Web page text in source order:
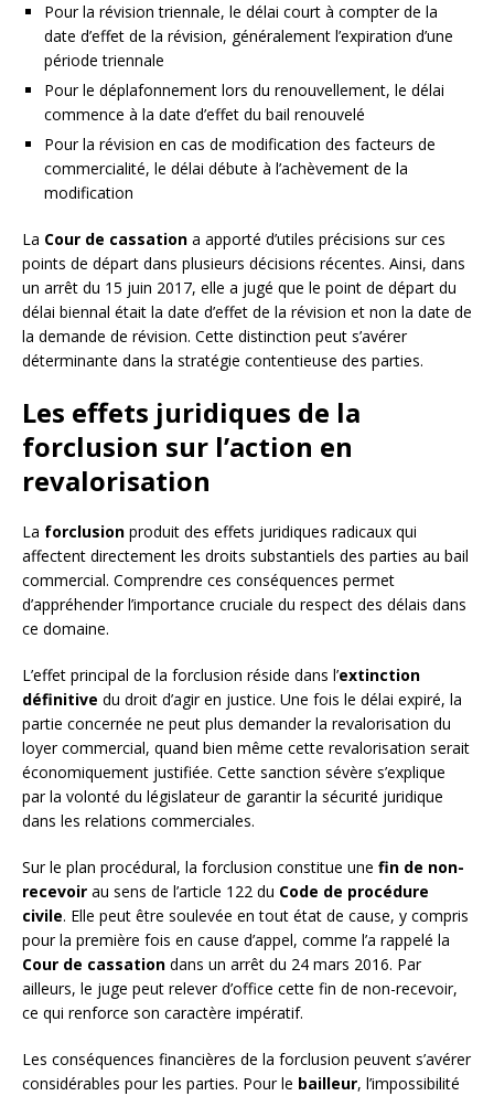
Pour la révision triennale, le délai court à compter de la
date d’effet de la révision, généralement l’expiration d’une
période triennale
Pour le déplafonnement lors du renouvellement, le délai
commence à la date d’effet du bail renouvelé
Pour la révision en cas de modification des facteurs de
commercialité, le délai débute à l’achèvement de la
modification
La Cour de cassation a apporté d’utiles précisions sur ces
points de départ dans plusieurs décisions récentes. Ainsi, dans
un arrêt du 15 juin 2017, elle a jugé que le point de départ du
délai biennal était la date d’effet de la révision et non la date de
la demande de révision. Cette distinction peut s’avérer
déterminante dans la stratégie contentieuse des parties.
Les effets juridiques de la
forclusion sur l’action en
revalorisation
La forclusion produit des effets juridiques radicaux qui
affectent directement les droits substantiels des parties au bail
commercial. Comprendre ces conséquences permet
d’appréhender l’importance cruciale du respect des délais dans
ce domaine.
L’effet principal de la forclusion réside dans l’extinction
définitive du droit d’agir en justice. Une fois le délai expiré, la
partie concernée ne peut plus demander la revalorisation du
loyer commercial, quand bien même cette revalorisation serait
économiquement justifiée. Cette sanction sévère s’explique
par la volonté du législateur de garantir la sécurité juridique
dans les relations commerciales.
Sur le plan procédural, la forclusion constitue une fin de non-
recevoir au sens de l’article 122 du Code de procédure
civile. Elle peut être soulevée en tout état de cause, y compris
pour la première fois en cause d’appel, comme l’a rappelé la
Cour de cassation dans un arrêt du 24 mars 2016. Par
ailleurs, le juge peut relever d’office cette fin de non-recevoir,
ce qui renforce son caractère impératif.
Les conséquences financières de la forclusion peuvent s’avérer
considérables pour les parties. Pour le bailleur, l’impossibilité